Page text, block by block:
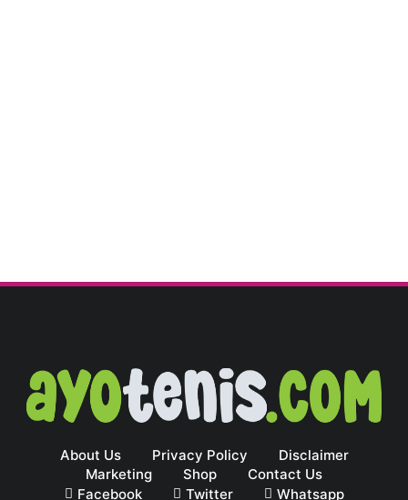
About Us Privacy Policy
Disclaimer
Marketing
Shop
Contact Us
Facebook
Twitter Whatsapp